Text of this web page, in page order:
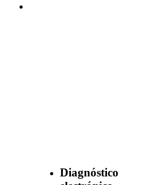
Diagnóstico